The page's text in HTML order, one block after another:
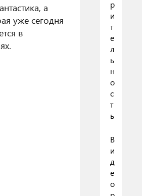
а
уже сегодня
в
р
и
т
е
л
ь
н
о
с
т
ь
В
и
д
е
о